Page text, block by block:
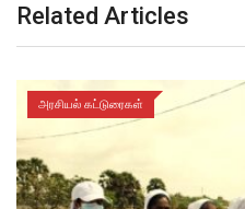
Related Articles
அரசியல் கட்டுரைகள்